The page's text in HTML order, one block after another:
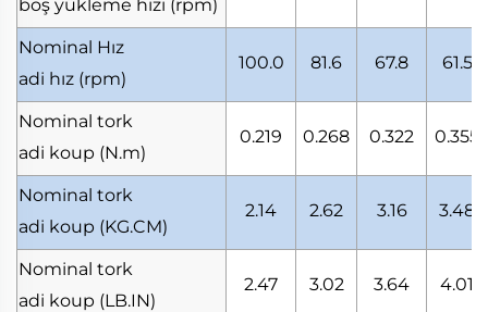
boş yükleme hızı (rpm)
Nominal Hız
adi hız (rpm)
100.0 81.6 67.8 61.5
Nominal tork
adi koup (N.m)
0.219 0.268 0.322 0.355
Nominal tork
adi koup (KG.CM)
2.14 2.62 3.16 3.48
Nominal tork
adi koup (LB.IN)
2.47 3.02 3.64 4.01